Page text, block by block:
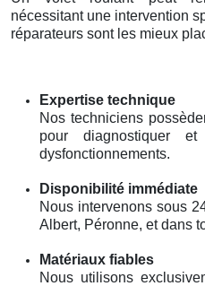
nécessitant une intervention
réparateurs sont les mieux
Expertise technique
Nos techniciens
pour diagnostiquer
dysfonctionnements.
Disponibilité immédiate
Nous intervenons sous
Albert, Péronne, et dans
Matériaux fiables
Nous utilisons